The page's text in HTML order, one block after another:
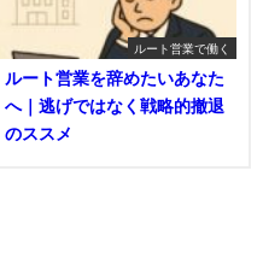
ルート営業で働く
ルート営業を辞めたいあなた
へ｜逃げではなく戦略的撤退
のススメ